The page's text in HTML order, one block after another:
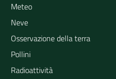
Meteo
Neve
Osservazione della terra
Pollini
Radioattività